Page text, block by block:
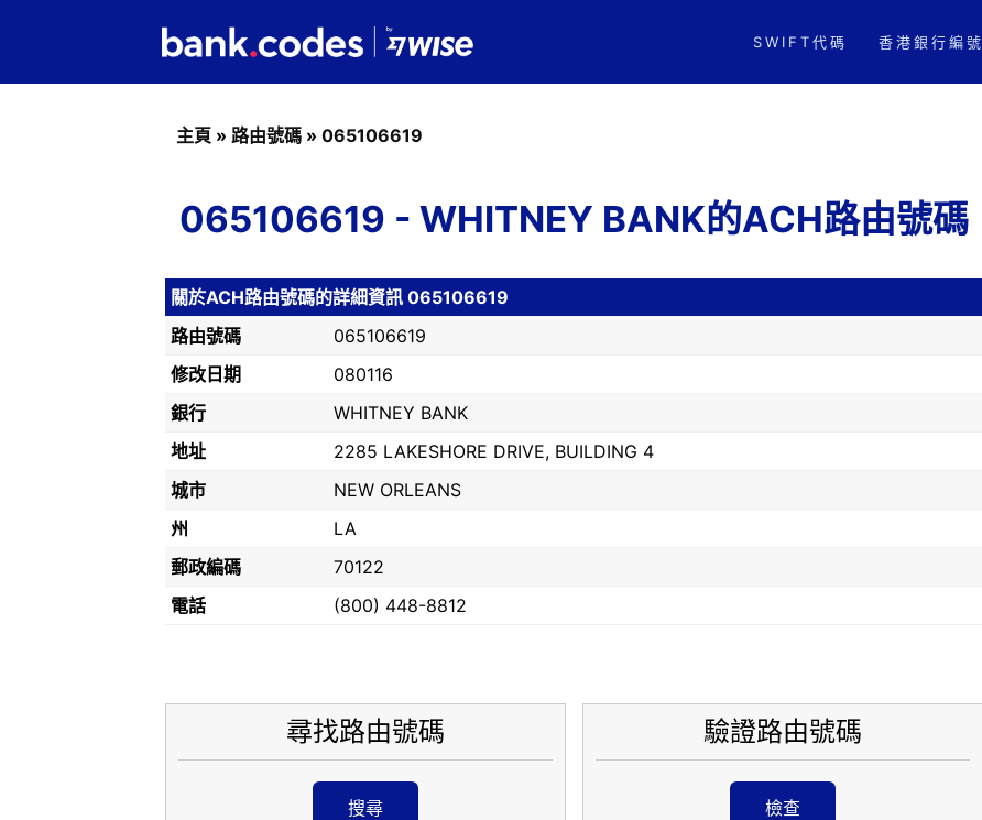
SWIFT代碼 香港銀行編號
主頁 » 路由號碼 » 065106619
065106619 - WHITNEY BANK的ACH路由號碼
關於ACH路由號碼的詳細資訊 065106619
路由號碼
065106619
修改日期
080116
銀行
WHITNEY BANK
地址
2285 LAKESHORE DRIVE, BUILDING 4
城市
NEW ORLEANS
州
LA
郵政編碼
70122
電話
(800) 448-8812
尋找路由號碼
搜尋
驗證路由號碼
檢查